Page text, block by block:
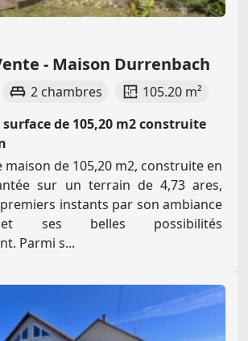
- Maison Durrenbach
2 chambres
105.20 m²
de 105,20 m2 construite
maison de 105,20 m2, construite en
sur un terrain de 4,73 ares,
instants par son ambiance
et ses belles possibilités
Parmi s...